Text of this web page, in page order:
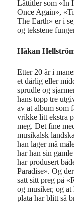
Låttitler som «In
Once Again»,
The Earth» er i
og tekstene
Håkan
Etter 20 år i
et dårlig eller
sprudle og
hans topp tre
av at album som
vrikke litt ekstra
meg. Det fine
musikalsk
han lager må
har han sin
har produsert
Paradise». Og
satt sitt preg på
og musiker, og
plata har blitt så